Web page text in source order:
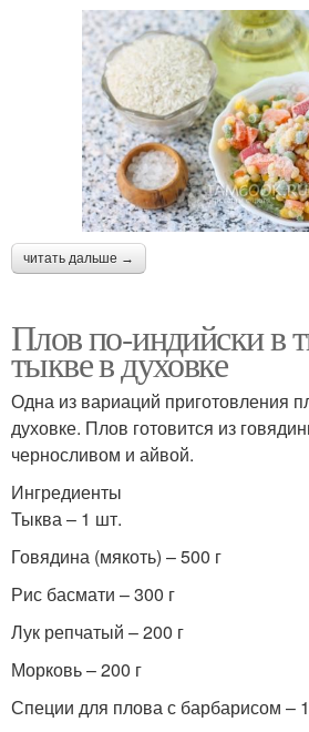
читать дальше →
Плов по-индийски в
тыкве в духовке
Одна из вариаций приготовления
духовке. Плов готовится из
черносливом и айвой.
Ингредиенты
Тыква – 1 шт.
Говядина (мякоть) – 500 г
Рис басмати – 300 г
Лук репчатый – 200 г
Морковь – 200 г
Специи для плова с барбарисом –